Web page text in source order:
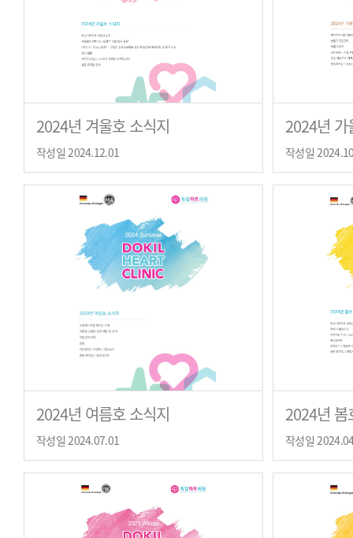
2024년 겨울호 소식지
작성일 2024.12.01
2024년 가
작성일
2024년 여름호 소식지
작성일 2024.07.01
2024년 봄
작성일